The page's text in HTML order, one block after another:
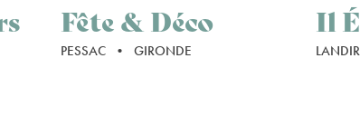
Fête & Déco
PESSAC • GIRONDE
Il